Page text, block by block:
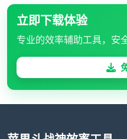
立即下载体验
专业的效率辅助工具，安